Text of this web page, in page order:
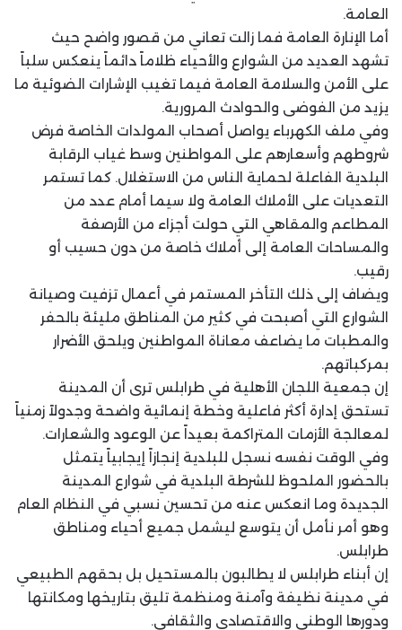
العامة.
أما الإنارة العامة فما زالت تعاني من قصور واضح حيث
تشهد العديد من الشوارع والأحياء ظلاماً دائماً ينعكس سلباً
على الأمن والسلامة العامة فيما تغيب الإشارات الضوئية ما
يزيد من الفوضى والحوادث المرورية.
وفي ملف الكهرباء يواصل أصحاب المولدات الخاصة فرض
شروطهم وأسعارهم على المواطنين وسط غياب الرقابة
البلدية الفاعلة لحماية الناس من الاستغلال. كما تستمر
التعديات على الأملاك العامة ولا سيما أمام عدد من
المطاعم والمقاهي التي حولت أجزاء من الأرصفة
والمساحات العامة إلى أملاك خاصة من دون حسيب أو
رقيب.
ويضاف إلى ذلك التأخر المستمر في أعمال تزفيت وصيانة
الشوارع التي أصبحت في كثير من المناطق مليئة بالحفر
والمطبات ما يضاعف معاناة المواطنين ويلحق الأضرار
بمركباتهم.
إن جمعية اللجان الأهلية في طرابلس ترى أن المدينة
تستحق إدارة أكثر فاعلية وخطة إنمائية واضحة وجدولاً زمنياً
لمعالجة الأزمات المتراكمة بعيداً عن الوعود والشعارات.
وفي الوقت نفسه نسجل للبلدية إنجازاً إيجابياً يتمثل
بالحضور الملحوظ للشرطة البلدية في شوارع المدينة
الجديدة وما انعكس عنه من تحسين نسبي في النظام العام
وهو أمر نأمل أن يتوسع ليشمل جميع أحياء ومناطق
طرابلس.
إن أبناء طرابلس لا يطالبون بالمستحيل بل بحقهم الطبيعي
في مدينة نظيفة وآمنة ومنظمة تليق بتاريخها ومكانتها
ودورها الوطني والاقتصادي والثقافي.